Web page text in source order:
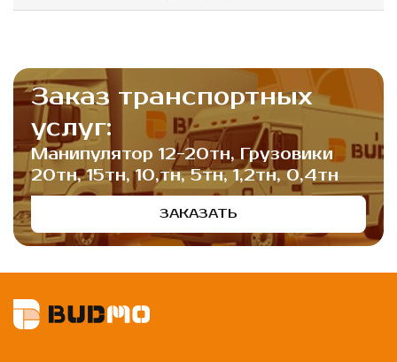
Заказ транспортных
услуг:
Манипулятор 12-20тн, Грузовики
20тн, 15тн, 10,тн, 5тн, 1,2тн, 0,4тн
ЗАКАЗАТЬ